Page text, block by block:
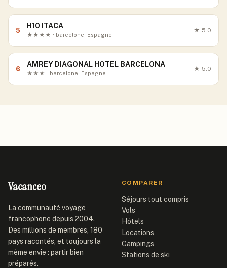
5
H10 ITACA
★★★★ · barcelone, Espagne
★ 5.0
6
AMREY DIAGONAL HOTEL BARCELONA
★★★ · barcelone, Espagne
★ 5.0
Vacanceo
La communauté voyage
francophone depuis 2004.
Des millions de membres, 180
pays racontés, et toujours la
même envie : partir bien
préparés.
COMPARER
Séjours tout compris
Vols
Hôtels
Locations
Campings
Stations de ski